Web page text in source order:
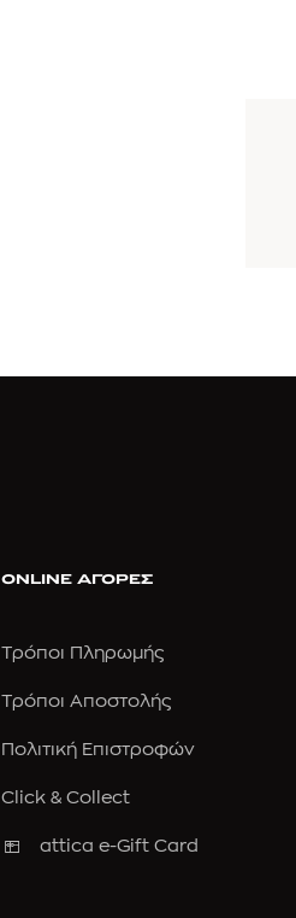
ONLINE ΑΓΟΡΕΣ
Τρόποι Πληρωμής
Τρόποι Αποστολής
Πολιτική Επιστροφών
Click & Collect
attica e-Gift Card